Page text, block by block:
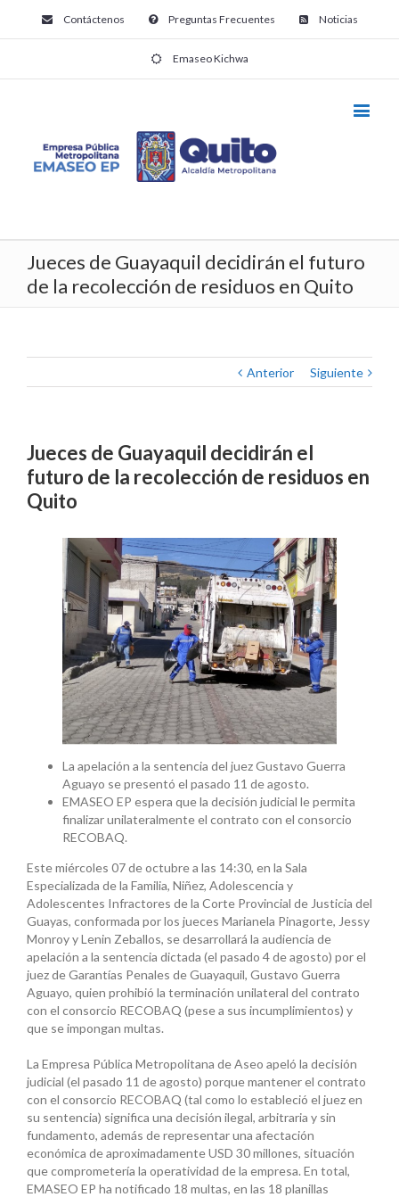
Contáctenos Preguntas Frecuentes Noticias
Emaseo Kichwa
Jueces de Guayaquil decidirán el futuro
de la recolección de residuos en Quito
Anterior Siguiente
Jueces de Guayaquil decidirán el
futuro de la recolección de residuos en
Quito
La apelación a la sentencia del juez Gustavo Guerra
Aguayo se presentó el pasado 11 de agosto.
EMASEO EP espera que la decisión judicial le permita
finalizar unilateralmente el contrato con el consorcio
RECOBAQ.
Este miércoles 07 de octubre a las 14:30, en la Sala
Especializada de la Familia, Niñez, Adolescencia y
Adolescentes Infractores de la Corte Provincial de Justicia del
Guayas, conformada por los jueces Marianela Pinagorte, Jessy
Monroy y Lenin Zeballos, se desarrollará la audiencia de
apelación a la sentencia dictada (el pasado 4 de agosto) por el
juez de Garantías Penales de Guayaquil, Gustavo Guerra
Aguayo, quien prohibió la terminación unilateral del contrato
con el consorcio RECOBAQ (pese a sus incumplimientos) y
que se impongan multas.
La Empresa Pública Metropolitana de Aseo apeló la decisión
judicial (el pasado 11 de agosto) porque mantener el contrato
con el consorcio RECOBAQ (tal como lo estableció el juez en
su sentencia) significa una decisión ilegal, arbitraria y sin
fundamento, además de representar una afectación
económica de aproximadamente USD 30 millones, situación
que comprometería la operatividad de la empresa. En total,
EMASEO EP ha notificado 18 multas, en las 18 planillas